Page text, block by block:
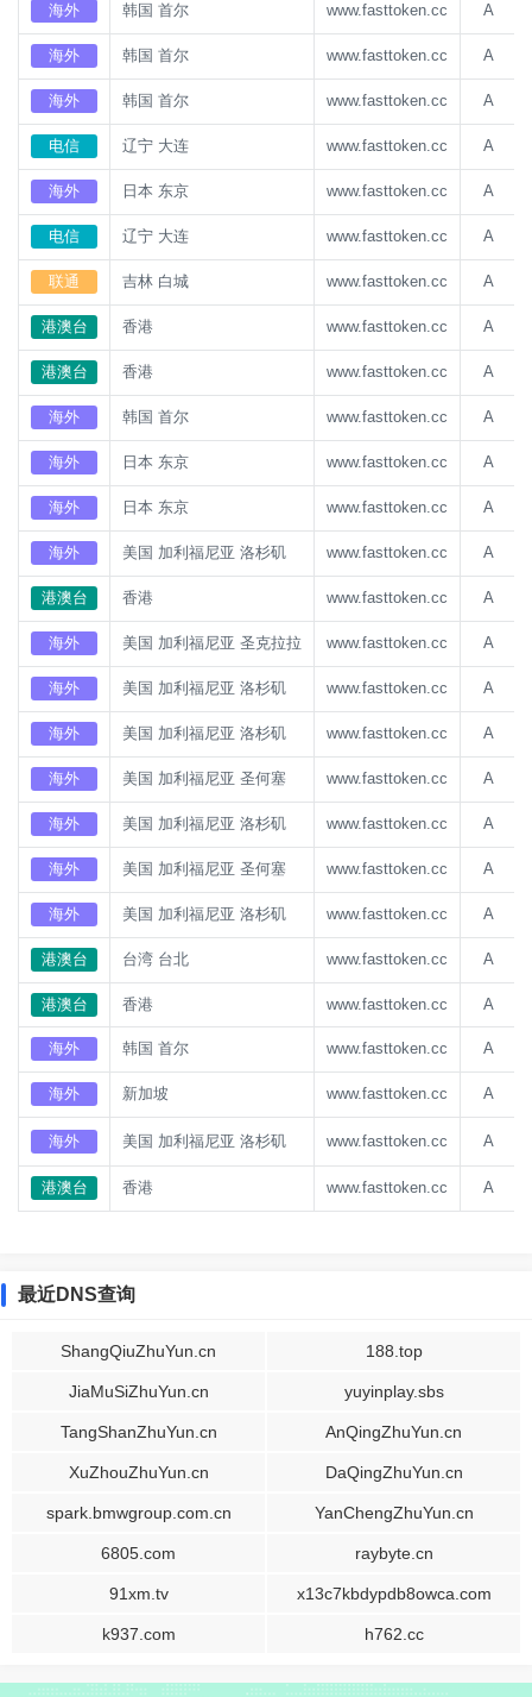
海外 韩国 首尔 www.fasttoken.cc A
海外 韩国 首尔 www.fasttoken.cc A
海外 韩国 首尔 www.fasttoken.cc A
电信 辽宁 大连 www.fasttoken.cc A
海外 日本 东京 www.fasttoken.cc A
电信 辽宁 大连 www.fasttoken.cc A
联通 吉林 白城 www.fasttoken.cc A
港澳台 香港 www.fasttoken.cc A
港澳台 香港 www.fasttoken.cc A
海外 韩国 首尔 www.fasttoken.cc A
海外 日本 东京 www.fasttoken.cc A
海外 日本 东京 www.fasttoken.cc A
海外 美国 加利福尼亚 洛杉矶 www.fasttoken.cc A
港澳台 香港 www.fasttoken.cc A
海外 美国 加利福尼亚 圣克拉拉 www.fasttoken.cc A
海外 美国 加利福尼亚 洛杉矶 www.fasttoken.cc A
海外 美国 加利福尼亚 洛杉矶 www.fasttoken.cc A
海外 美国 加利福尼亚 圣何塞 www.fasttoken.cc A
海外 美国 加利福尼亚 洛杉矶 www.fasttoken.cc A
海外 美国 加利福尼亚 圣何塞 www.fasttoken.cc A
海外 美国 加利福尼亚 洛杉矶 www.fasttoken.cc A
港澳台 台湾 台北 www.fasttoken.cc A
港澳台 香港 www.fasttoken.cc A
海外 韩国 首尔 www.fasttoken.cc A
海外 新加坡 www.fasttoken.cc A
海外 美国 加利福尼亚 洛杉矶 www.fasttoken.cc A
港澳台 香港 www.fasttoken.cc A
最近DNS查询
ShangQiuZhuYun.cn 188.top
JiaMuSiZhuYun.cn yuyinplay.sbs
TangShanZhuYun.cn AnQingZhuYun.cn
XuZhouZhuYun.cn DaQingZhuYun.cn
spark.bmwgroup.com.cn YanChengZhuYun.cn
6805.com raybyte.cn
91xm.tv x13c7kbdypdb8owca.com
k937.com h762.cc